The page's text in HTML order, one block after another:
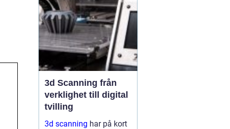
provar upplever ...
3d Scanning från
verklighet till digital
tvilling
3d scanning har på kort